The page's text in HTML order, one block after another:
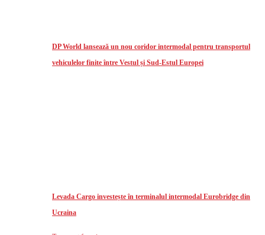
DP World lansează un nou coridor intermodal pentru transportul
vehiculelor finite între Vestul și Sud-Estul Europei
Levada Cargo investește în terminalul intermodal Eurobridge din
Ucraina